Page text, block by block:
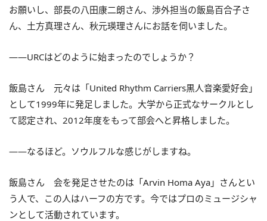
お願いし、部長の八田康二朗さん、渉外担当の飯島百合子さ
ん、土方真理さん、秋元瑛理さんにお話を伺いました。
――URCはどのように始まったのでしょうか？
飯島さん 元々は「United Rhythm Carriers黒人音楽愛好会」
として1999年に発足しました。大学から正式なサークルとし
て認定され、2012年度をもって部会へと昇格しました。
――なるほど。ソウルフルな感じがしますね。
飯島さん 会を発足させたのは「Arvin Homa Aya」さんとい
う人で、この人はハーフの方です。今ではプロのミュージシャ
ンとして活動されています。